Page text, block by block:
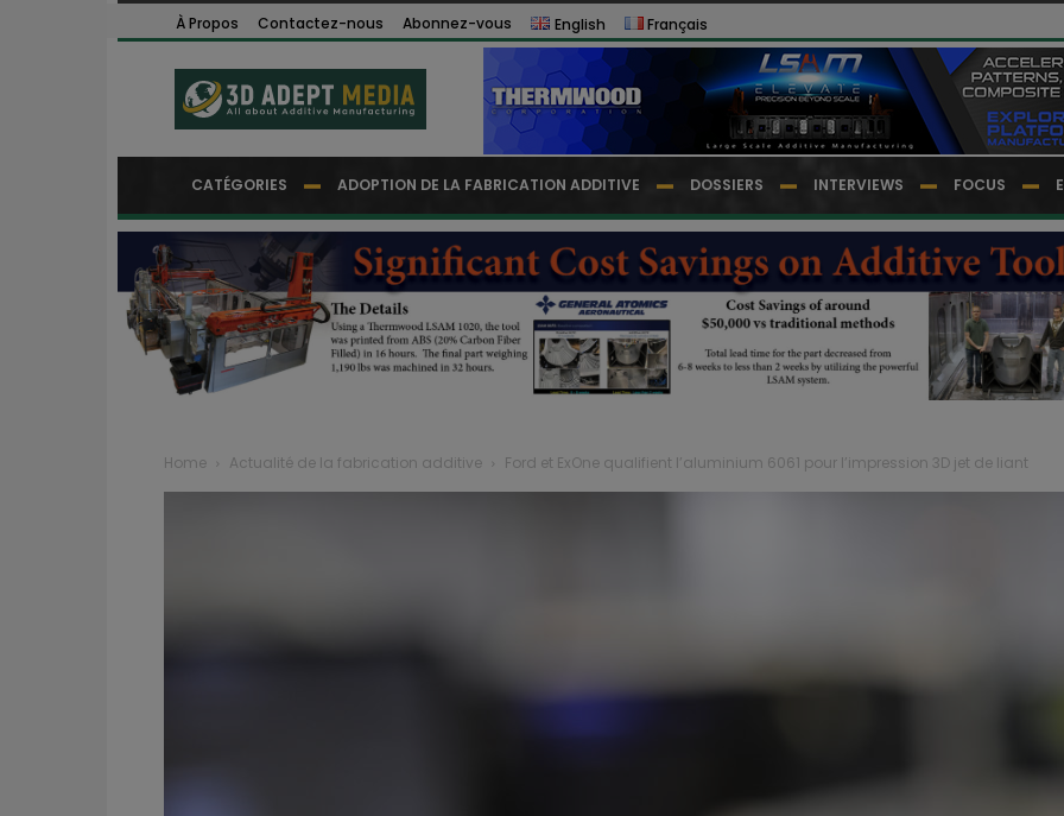
À Propos Contactez-nous Abonnez-vous English Français
CATÉGORIES ADOPTION DE LA FABRICATION ADDITIVE DOSSIERS INTERVIEWS FOCUS
Home Actualité de la fabrication additive Ford et ExOne qualifient l’aluminium 6061 pour l’impression 3D jet de liant